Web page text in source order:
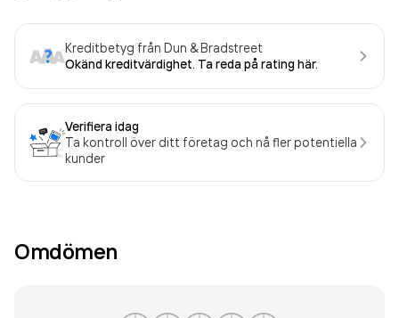
Kreditbetyg från Dun & Bradstreet
Okänd kreditvärdighet. Ta reda på rating här.
Verifiera idag
Ta kontroll över ditt företag och nå fler potentiella
kunder
Omdömen